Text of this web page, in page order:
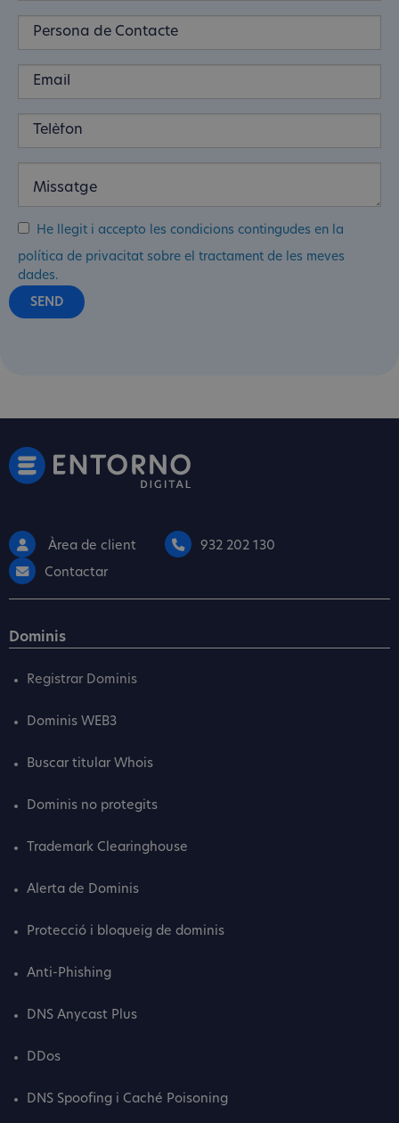
He llegit i accepto les condicions contingudes en la
política de privacitat sobre el tractament de les meves
dades.
Àrea de client
932 202 130
Contactar
Dominis
Registrar Dominis
Dominis WEB3
Buscar titular Whois
Dominis no protegits
Trademark Clearinghouse
Alerta de Dominis
Protecció i bloqueig de dominis
Anti-Phishing
DNS Anycast Plus
DDos
DNS Spoofing i Caché Poisoning